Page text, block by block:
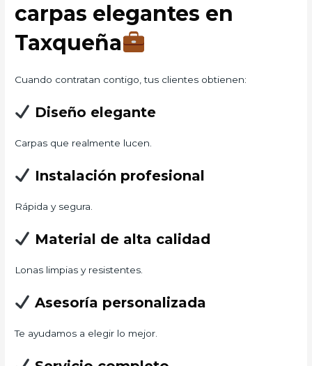
carpas elegantes en
Taxqueña
Cuando contratan contigo, tus clientes obtienen:
Diseño elegante
Carpas que realmente lucen.
Instalación profesional
Rápida y segura.
Material de alta calidad
Lonas limpias y resistentes.
Asesoría personalizada
Te ayudamos a elegir lo mejor.